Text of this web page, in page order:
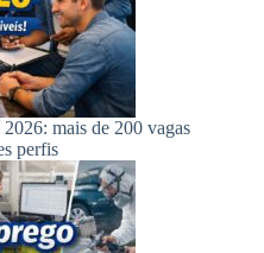
mais de 200 vagas
perfis